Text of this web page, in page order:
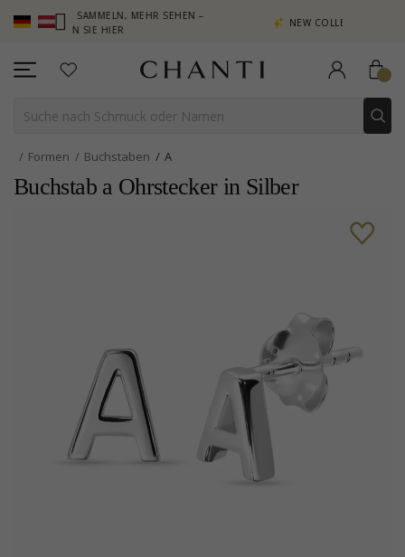
SAMMELN, MEHR SEHEN –
SIE HIER
NEW COLLECTION | AURA
Formen Buchstaben A
Buchstab a Ohrstecker in Silber